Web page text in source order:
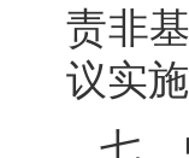
责非
议实
七